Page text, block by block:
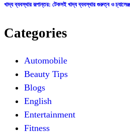
খাদ্য ব্যবস্থার রূপান্তর: টেকসই খাদ্য ব্যবস্থার গুরুত্ব ও
Categories
Automobile
Beauty Tips
Blogs
English
Entertainment
Fitness